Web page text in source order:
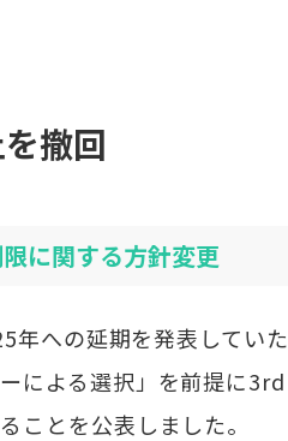
撤回
に関する方針変更
年への延期を発表してい
による選択」を前提に3rd
とを公表しました。